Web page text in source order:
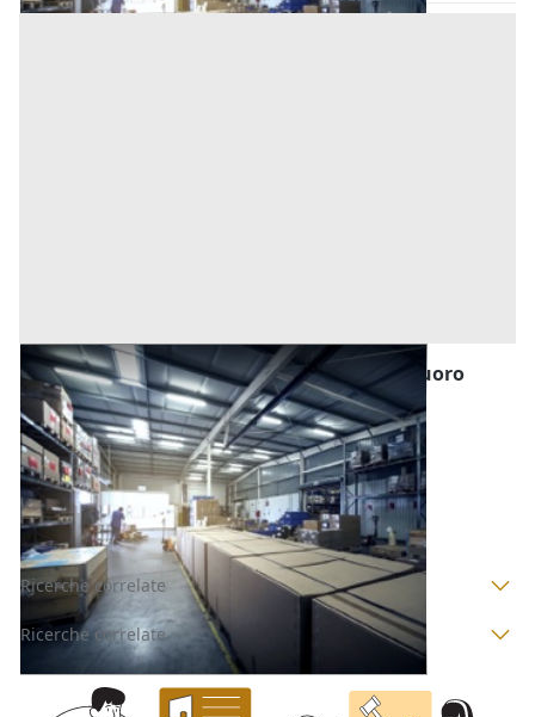
Magazzini e Locali di Deposito all'asta a Nuoro
Posada (Nuoro)
Offerta minima
23.031 € 30.708 €
Codice asta:BB153497354
Asta chiusa
Ricerche correlate
Ricerche correlate